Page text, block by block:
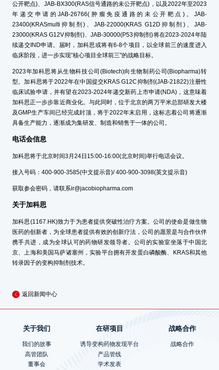
公开靶点)、JAB-BX300(RAS信号通路的未公开靶点)，以及2022年至2023
年递交申请的JAB-26766(肿瘤免疫通路的未公开靶点)。JAB-
23400(KRASmulti抑制剂)、JAB-22000(KRAS G12D抑制剂)、JAB-
23000(KRAS G12V抑制剂)、JAB-30000(P53抑制剂)将在2023-2024年陆
续递交IND申请。届时，加科思或将有6-8个项目，以全球前三的速度进入
临床阶段，进一步实现”核心项目全球前三"的战略目标。
2023年加科思将从生物科技公司(Biotech)向生物制药公司(Biopharma)转
型。加科思将于2022年在中国提交KRAS G12C抑制剂(JAB-21822)注册性
临床试验申请，并有望在2023-2024年递交新药上市申请(NDA)，这意味着
加科思正一步步靠近商业化。与此同时，位于北京的两万平米总部研发大楼
及GMP生产车间已经完成封顶，将于2022年末启用，这标志着公司将逐渐
具备生产能力，逐渐成为集研发、制造和销售于一体的公司。
电话会信息
加科思将于北京时间3月24日15:00-16:00(北京时间)举行电话会议。
接入号码：400-900-3585(中文提示音)/ 400-900-3098(英文提示音)
获取参会密码，请联系ir@jacobiopharma.com
关于加科思
加科思(1167.HK)致力于为患者提供突破性治疗方案。公司的使命是做生物
医药的创新者，为全球患者提供有效的创新疗法，公司的愿景是与合作伙伴
携手共进，成为全球认可的药物研发领导者。公司的实验室坐落于中国北
京、上海和美国马萨诸塞州，实验平台拥有开发蛋白磷酸酶、KRAS和其他
转录因子的变构抑制剂技术。
返回新闻中心
关于我们
我们的故事
高管团队
董事会
在研项目
诱导变构药物发现平台
产品管线
学术发表
战略合作
战略合作